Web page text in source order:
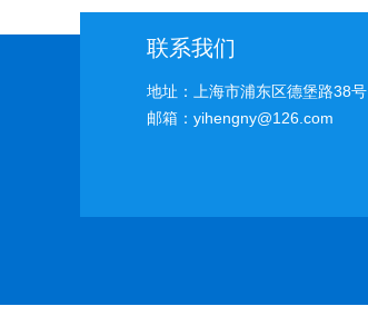
联系我们
地址：上海市浦东区德堡路38号
邮箱：yihengny@126.com